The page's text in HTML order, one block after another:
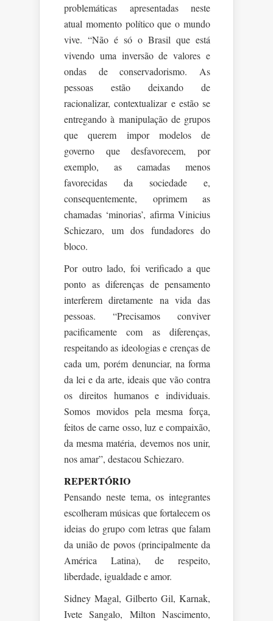
problemáticas apresentadas neste
atual momento político que o mundo
vive. “Não é só o Brasil que está
vivendo uma inversão de valores e
ondas de conservadorismo. As
pessoas estão deixando de
racionalizar, contextualizar e estão se
entregando à manipulação de grupos
que querem impor modelos de
governo que desfavorecem, por
exemplo, as camadas menos
favorecidas da sociedade e,
consequentemente, oprimem as
chamadas ‘minorias’, afirma Vinicius
Schiezaro, um dos fundadores do
bloco.
Por outro lado, foi verificado a que
ponto as diferenças de pensamento
interferem diretamente na vida das
pessoas. “Precisamos conviver
pacificamente com as diferenças,
respeitando as ideologias e crenças de
cada um, porém denunciar, na forma
da lei e da arte, ideais que vão contra
os direitos humanos e individuais.
Somos movidos pela mesma força,
feitos de carne osso, luz e compaixão,
da mesma matéria, devemos nos unir,
nos amar”, destacou Schiezaro.
REPERTÓRIO
Pensando neste tema, os integrantes
escolheram músicas que fortalecem os
ideias do grupo com letras que falam
da união de povos (principalmente da
América Latina), de respeito,
liberdade, igualdade e amor.
Sidney Magal, Gilberto Gil, Karnak,
Ivete Sangalo, Milton Nascimento,